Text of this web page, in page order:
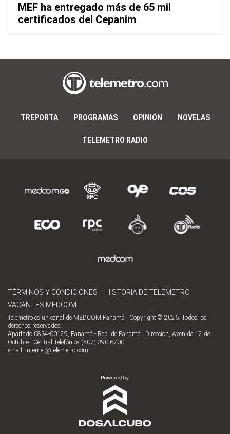
MEF ha entregado más de 65 mil
certificados del Cepanim
TREPORTA PROGRAMAS OPINIÓN NOVELAS
TELEMETRO RADIO
TÉRMINOS Y CONDICIONES
HISTORIA DE TELEMETRO
VACANTES MEDCOM
Telemetro es un canal de MEDCOM Panamá | Copyright © 2026. Todos los
derechos reservados.
Apartado 0834-00129, Panamá - Rep. de Panamá | Dirección, Avenida 12 de
Octubre | Central Telefónica (507) 390-6700
email: internet@telemetro.com